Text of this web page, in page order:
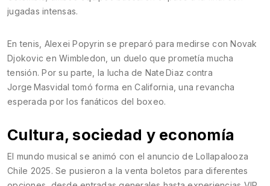
jugadas intensas.
En tenis, Alexei Popyrin se preparó para medirse con Novak
Djokovic en Wimbledon, un duelo que prometía mucha
tensión. Por su parte, la lucha de Nate Diaz contra
Jorge Masvidal tomó forma en California, una revancha
esperada por los fanáticos del boxeo.
Cultura, sociedad y economía
El mundo musical se animó con el anuncio de Lollapalooza
Chile 2025. Se pusieron a la venta boletos para diferentes